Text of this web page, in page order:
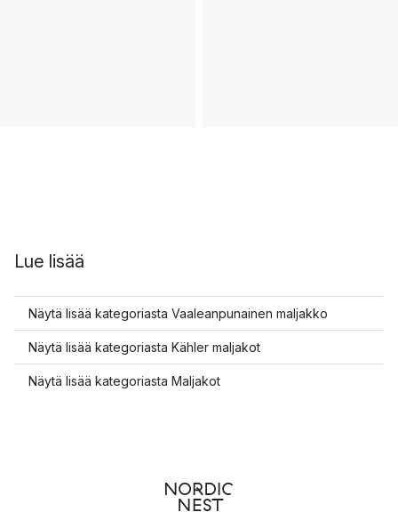
Lue lisää
Näytä lisää kategoriasta Vaaleanpunainen maljakko
Näytä lisää kategoriasta Kähler maljakot
Näytä lisää kategoriasta Maljakot